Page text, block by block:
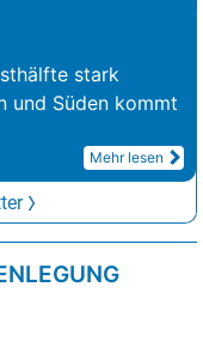
stark
und Süden kommt
Mehr lesen